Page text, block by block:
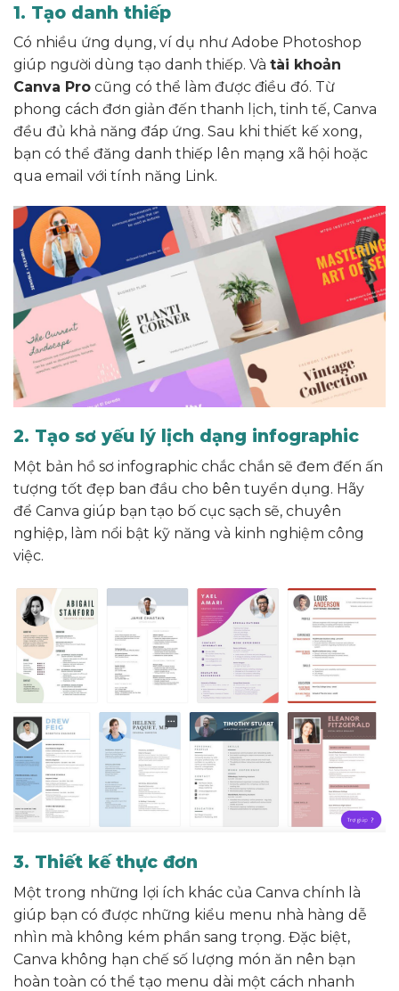
1. Tạo danh thiếp
Có nhiều ứng dụng, ví dụ như Adobe Photoshop
giúp người dùng tạo danh thiếp. Và tài khoản
Canva Pro cũng có thể làm được điều đó. Từ
phong cách đơn giản đến thanh lịch, tinh tế, Canva
đều đủ khả năng đáp ứng. Sau khi thiết kế xong,
bạn có thể đăng danh thiếp lên mạng xã hội hoặc
qua email với tính năng Link.
2. Tạo sơ yếu lý lịch dạng infographic
Một bản hồ sơ infographic chắc chắn sẽ đem đến ấn
tượng tốt đẹp ban đầu cho bên tuyển dụng. Hãy
để Canva giúp bạn tạo bố cục sạch sẽ, chuyên
nghiệp, làm nổi bật kỹ năng và kinh nghiệm công
việc.
3. Thiết kế thực đơn
Một trong những lợi ích khác của Canva chính là
giúp bạn có được những kiểu menu nhà hàng dễ
nhìn mà không kém phần sang trọng. Đặc biệt,
Canva không hạn chế số lượng món ăn nên bạn
hoàn toàn có thể tạo menu dài một cách nhanh